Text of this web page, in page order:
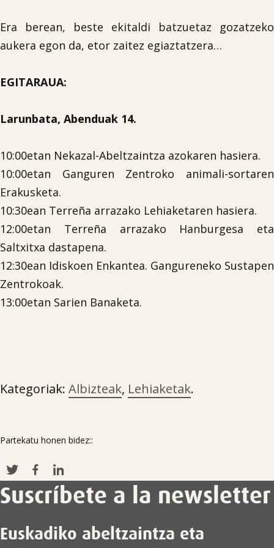

Era berean, beste ekitaldi batzuetaz gozatzeko
aukera egon da, etor zaitez egiaztatzera…
EGITARAUA:
Larunbata, Abenduak 14.
10:00etan Nekazal-Abeltzaintza azokaren hasiera.
10:00etan Ganguren Zentroko animali-sortaren
Erakusketa.
10:30ean Terreña arrazako Lehiaketaren hasiera.
12:00etan Terreña arrazako Hanburgesa eta
Saltxitxa dastapena.
12:30ean Idiskoen Enkantea. Gangureneko Sustapen
Zentrokoak.
13:00etan Sarien Banaketa.
Kategoriak: Albizteak, Lehiaketak.
Partekatu honen bidez::
Suscríbete a la newsletter
Euskadiko abeltzaintza eta